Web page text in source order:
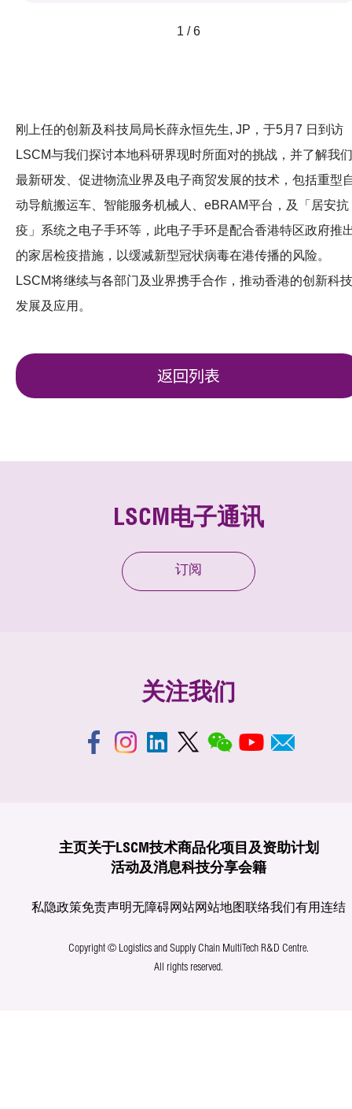
1 / 6
刚上任的创新及科技局局长薛永恒先生, JP，于5月7 日到访
LSCM与我们探讨本地科研界现时所面对的挑战，并了解我们
最新研发、促进物流业界及电子商贸发展的技术，包括重型
动导航搬运车、智能服务机械人、eBRAM平台，及「居安抗
疫」系统之电子手环等，此电子手环是配合香港特区政府推
的家居检疫措施，以缓减新型冠状病毒在港传播的风险。
LSCM将继续与各部门及业界携手合作，推动香港的创新科技
发展及应用。
返回列表
LSCM电子通讯
订阅
关注我们
主页关于LSCM技术商品化项目及资助计划
活动及消息科技分享会籍
私隐政策免责声明无障碍网站网站地图联络我们有用连结
Copyright © Logistics and Supply Chain MultiTech R&D Centre.
All rights reserved.